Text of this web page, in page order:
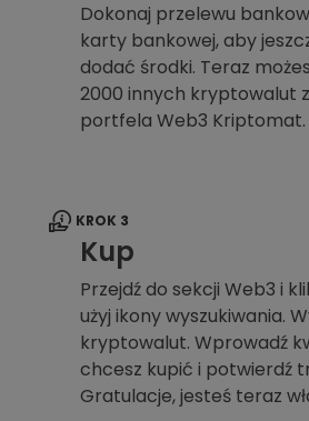
Dokonaj przelewu
karty bankowej, aby
dodać środki. Teraz
2000 innych kryptowalut
portfela Web3 Kriptomat.
KROK 3
Kup
Przejdź do sekcji Web3 i
użyj ikony wyszukiwania.
kryptowalut. Wprowadź
chcesz kupić i potwierdź
Gratulacje, jesteś teraz